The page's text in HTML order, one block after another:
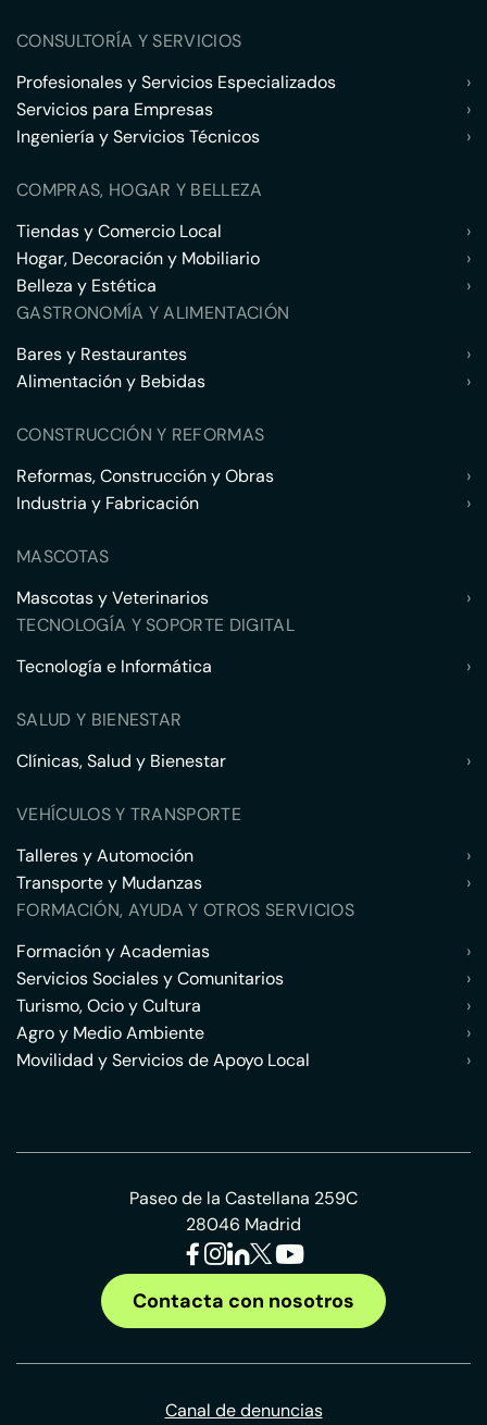
CONSULTORÍA Y SERVICIOS
Profesionales y Servicios Especializados
›
Servicios para Empresas
›
Ingeniería y Servicios Técnicos
›
COMPRAS, HOGAR Y BELLEZA
Tiendas y Comercio Local
›
Hogar, Decoración y Mobiliario
›
Belleza y Estética
›
GASTRONOMÍA Y ALIMENTACIÓN
Bares y Restaurantes
›
Alimentación y Bebidas
›
CONSTRUCCIÓN Y REFORMAS
Reformas, Construcción y Obras
›
Industria y Fabricación
›
MASCOTAS
Mascotas y Veterinarios
›
TECNOLOGÍA Y SOPORTE DIGITAL
Tecnología e Informática
›
SALUD Y BIENESTAR
Clínicas, Salud y Bienestar
›
VEHÍCULOS Y TRANSPORTE
Talleres y Automoción
›
Transporte y Mudanzas
›
FORMACIÓN, AYUDA Y OTROS SERVICIOS
Formación y Academias
›
Servicios Sociales y Comunitarios
›
Turismo, Ocio y Cultura
›
Agro y Medio Ambiente
›
Movilidad y Servicios de Apoyo Local
›
Paseo de la Castellana 259C
28046 Madrid
Contacta con nosotros
Canal de denuncias